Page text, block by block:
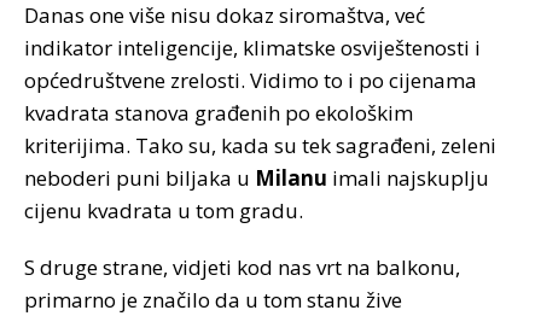
Danas one više nisu dokaz siromaštva, već
indikator inteligencije, klimatske osviještenosti i
općedruštvene zrelosti. Vidimo to i po cijenama
kvadrata stanova građenih po ekološkim
kriterijima. Tako su, kada su tek sagrađeni, zeleni
neboderi puni biljaka u Milanu imali najskuplju
cijenu kvadrata u tom gradu.
S druge strane, vidjeti kod nas vrt na balkonu,
primarno je značilo da u tom stanu žive